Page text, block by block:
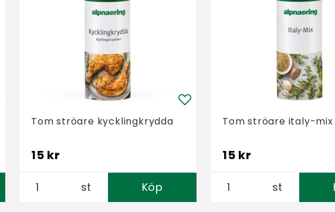
Tom ströare kycklingkrydda
15 kr
st Köp
Tom ströare italy-mix
15 kr
st